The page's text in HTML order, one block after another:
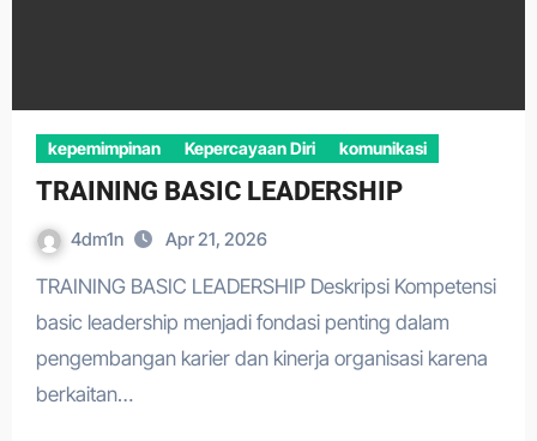
kepemimpinan Kepercayaan Diri komunikasi
TRAINING BASIC LEADERSHIP
4dm1n Apr 21, 2026
TRAINING BASIC LEADERSHIP Deskripsi Kompetensi
basic leadership menjadi fondasi penting dalam
pengembangan karier dan kinerja organisasi karena
berkaitan…